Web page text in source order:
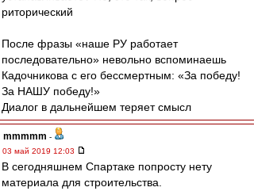
риторический
После фразы «наше РУ работает
последовательно» невольно вспоминаешь
Кадочникова с его бессмертным: «За победу!
За НАШУ победу!»
Диалог в дальнейшем теряет смысл
mmmmm -
03 май 2019 12:03
В сегодняшнем Спартаке попросту нету
материала для строительства.